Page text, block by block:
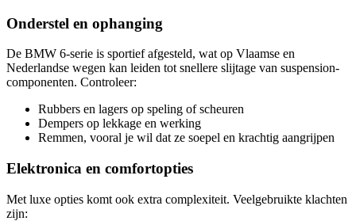
Onderstel en ophanging
De BMW 6-serie is sportief afgesteld, wat op Vlaamse en
Nederlandse wegen kan leiden tot snellere slijtage van suspension-
componenten. Controleer:
Rubbers en lagers op speling of scheuren
Dempers op lekkage en werking
Remmen, vooral je wil dat ze soepel en krachtig aangrijpen
Elektronica en comfortopties
Met luxe opties komt ook extra complexiteit. Veelgebruikte klachten
zijn: